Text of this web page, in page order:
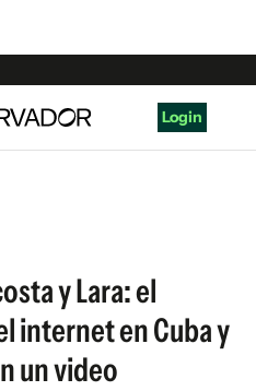
Login
y Lara: el
internet en Cuba y
un video